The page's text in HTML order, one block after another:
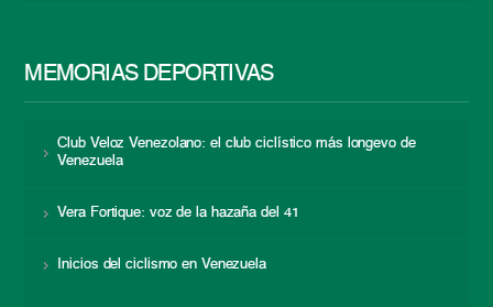
MEMORIAS DEPORTIVAS
Club Veloz Venezolano: el club ciclístico más longevo de
Venezuela
Vera Fortique: voz de la hazaña del 41
Inicios del ciclismo en Venezuela